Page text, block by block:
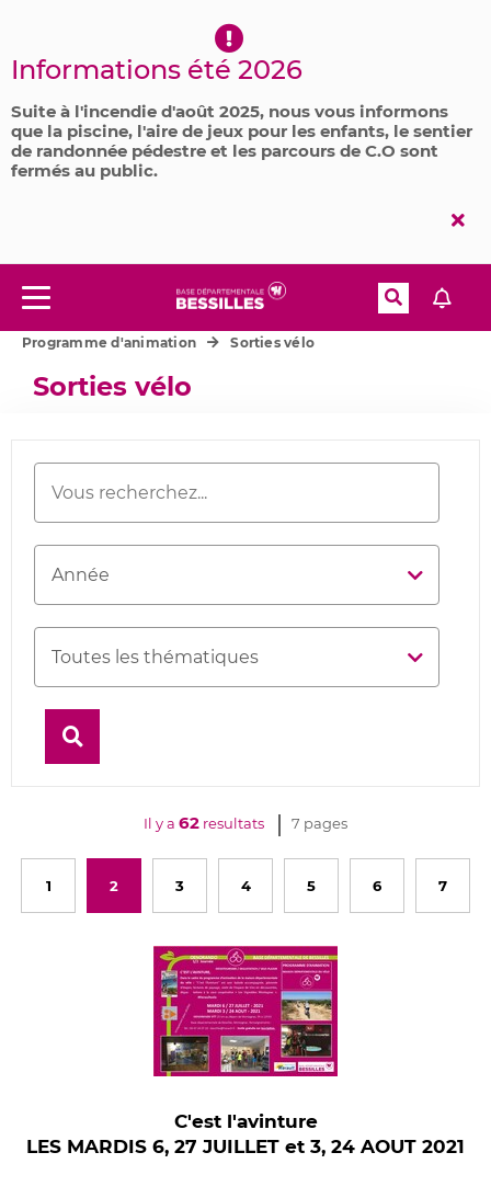
Informations été 2026
Suite à l'incendie d'août 2025, nous vous informons
que la piscine, l'aire de jeux pour les enfants, le sentier
de randonnée pédestre et les parcours de C.O sont
fermés au public.
Aller à la recherche
Menu
Sorties vélo
Programme d'animation
Sorties vélo
Rechercher
une
Thématique
Rechercher
Il y a 62 resultats 7 pages
1 2 3 4 5 6 7
C'est l'avinture
LES MARDIS 6, 27 JUILLET et 3, 24 AOUT 2021